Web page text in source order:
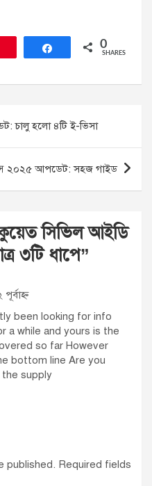
Share 0
SHARES
চালু হলো ৪টি ই-ভিসা
২০২৫ আপডেট: সহজ গাইড
সিভিল আইডি
৩টি ধাপে”
been looking for info
a while and yours is the
so far However
bottom line Are you
supply
published. Required fields